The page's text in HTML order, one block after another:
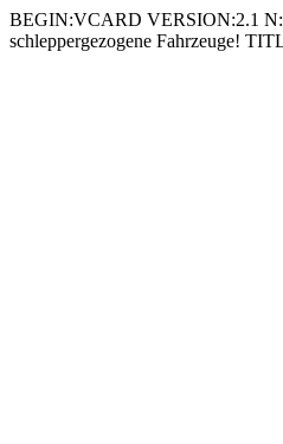
BEGIN:VCARD VERSION:2.1
schleppergezogene Fahrzeuge!